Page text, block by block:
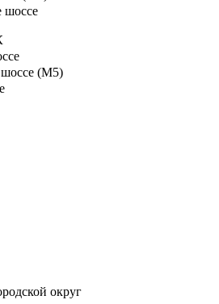
шоссе
шоссе (М5)
округ